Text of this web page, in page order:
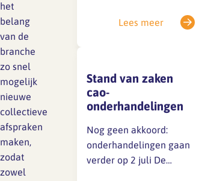
Jaarrapportage
Ontwerpsector 2025
Media en magazine
SFA magazine The Human
Factor
Boekentips
het
belang
van de
branche
zo snel
mogelijk
nieuwe
collectieve
afspraken
maken,
zodat
zowel
opgenomen: Dit is onjuist,
grond van de huidige
cao.Excuus voor
eventuele verwarring.
Lees meer
Stand van zaken
cao-
onderhandelingen
Nog geen akkoord:
onderhandelingen gaan
verder op 2 juli De